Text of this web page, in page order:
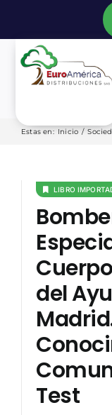
contenido
INICIO
EDITORIALES
CATÁLOGOS
NOSOTROS
Estas en: Inicio /
LIBRO
del
Test